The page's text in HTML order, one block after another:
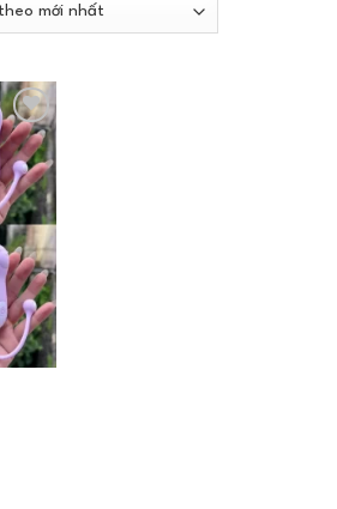
Add to
wishlist